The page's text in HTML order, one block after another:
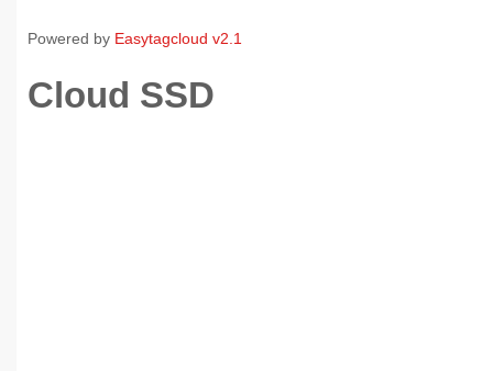
Powered by Easytagcloud v2.1
Cloud SSD